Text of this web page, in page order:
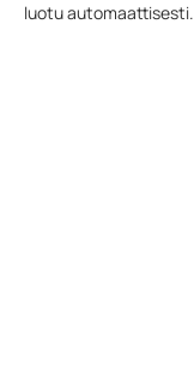
luotu automaattisesti.